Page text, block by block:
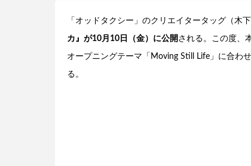
「オッドタクシー」のクリエイタータッグ（木
カ』が10月10日（金）に公開 される。この度、
オープニングテーマ「Moving Still Life」に合わ
る。